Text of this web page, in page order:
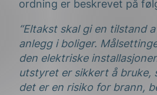
ordning er beskrevet på
“Eltakst skal gi en tilstand
anlegg i boliger.
den elektriske
utstyret er sikkert å bruke,
det er en risiko for brann,